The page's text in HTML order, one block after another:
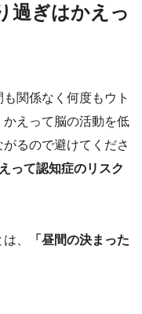
過ぎはかえっ
関係なく何度もウト
えって脳の活動を低
るので避けてくださ
って認知症のリスク
、
「昼間の決まった